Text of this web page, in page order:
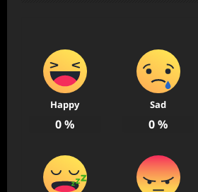
Happy
0%
Sad
0%